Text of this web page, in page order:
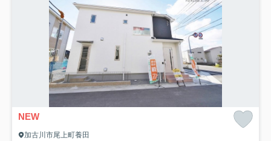
NEW
加古川市尾上町養田